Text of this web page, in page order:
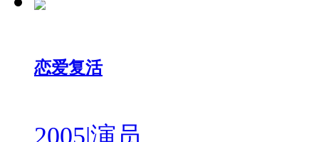
恋爱复活